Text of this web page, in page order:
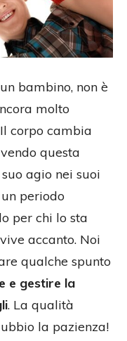
bambino, non è
molto
corpo cambia
questa
agio nei suoi
periodo
per chi lo sta
accanto. Noi
qualche spunto
e gestire la
. La qualità
la pazienza!